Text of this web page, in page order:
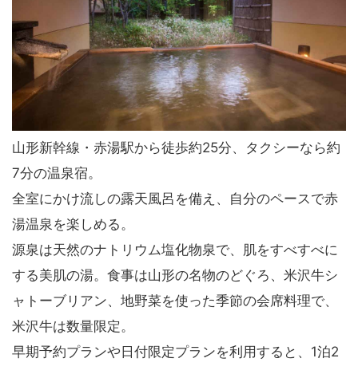
山形新幹線・赤湯駅から徒歩約25分、タクシーなら約
7分の温泉宿。
全室にかけ流しの露天風呂を備え、自分のペースで赤
湯温泉を楽しめる。
源泉は天然のナトリウム塩化物泉で、肌をすべすべに
する美肌の湯。食事は山形の名物のどぐろ、米沢牛シ
ャトーブリアン、地野菜を使った季節の会席料理で、
米沢牛は数量限定。
早期予約プランや日付限定プランを利用すると、1泊2